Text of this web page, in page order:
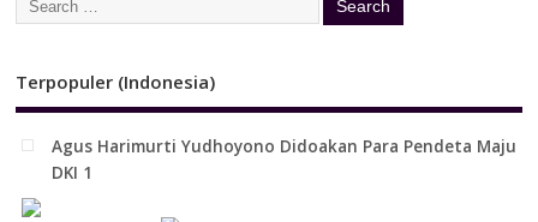
Terpopuler (Indonesia)
Agus Harimurti Yudhoyono Didoakan Para Pendeta Maju
DKI 1